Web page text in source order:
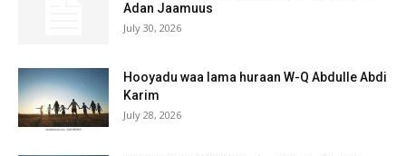
Adan Jaamuus
July 30, 2026
Hooyadu waa lama huraan W-Q Abdulle Abdi
Karim
July 28, 2026